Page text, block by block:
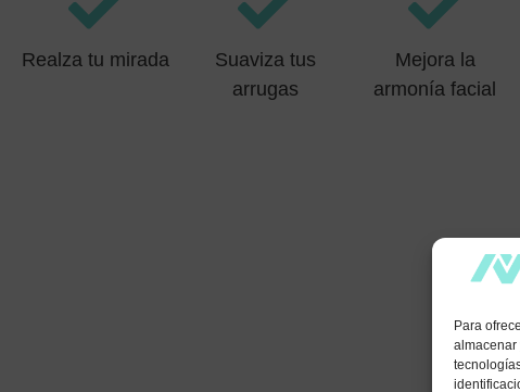
Para
almacenar
Realza tu mirada
Suaviza tus
arrugas
Mejora la
armonía facial